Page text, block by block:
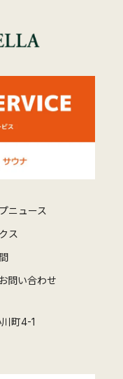
ニュース
ス
問い合わせ
町4-1